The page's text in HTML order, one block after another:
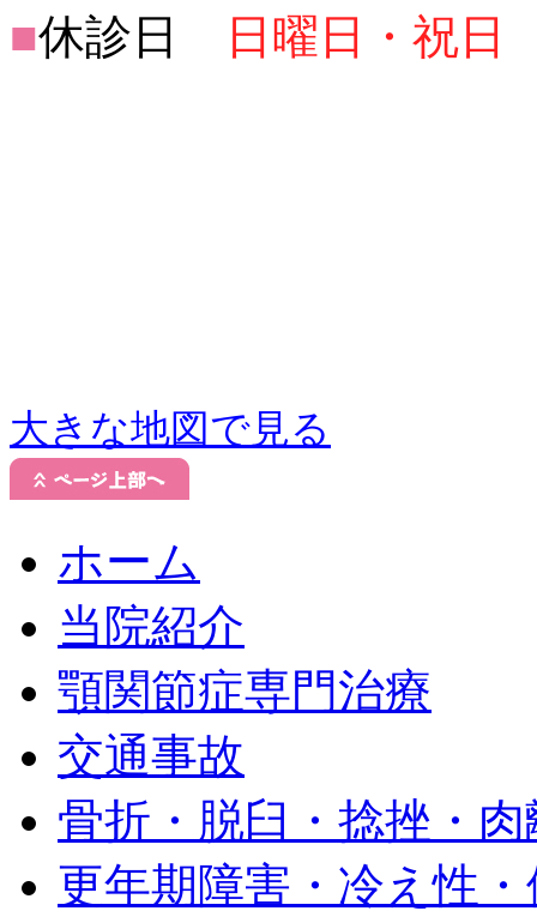
■休診日 日曜日・祝日
大きな地図で見る
ホーム
当院紹介
顎関節症専門治療
交通事故
骨折・脱臼・捻挫・
更年期障害・冷え性